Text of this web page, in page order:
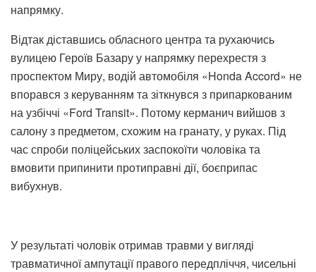
напрямку.
Відтак діставшись обласного центра та рухаючись
вулицею Героїв Базару у напрямку перехрестя з
проспектом Миру, водій автомобіля «Honda Accord» не
впорався з керуванням та зіткнувся з припаркованим
на узбіччі «Ford Transit». Потому керманич вийшов з
салону з предметом, схожим на гранату, у руках. Під
час спроби поліцейських заспокоїти чоловіка та
вмовити припинити протиправні дії, боєприпас
вибухнув.
У результаті чоловік отримав травми у вигляді
травматичної ампутації правого передпліччя, чисельні